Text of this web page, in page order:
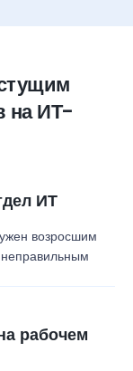
на ИТ-
ИТ
возросшим
рабочем